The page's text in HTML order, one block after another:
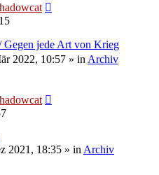
Gegen jede Art von Krieg
2022, 10:57 » in Archiv
2021, 18:35 » in Archiv